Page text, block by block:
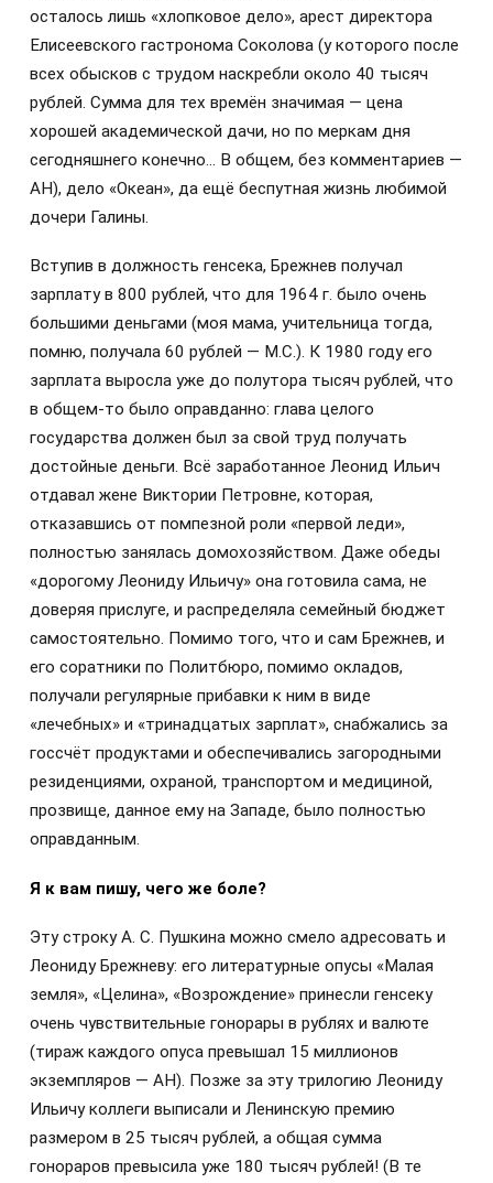
осталось лишь «хлопковое дело», арест директора
Елисеевского гастронома Соколова (у которого после
всех обысков с трудом наскребли около 40 тысяч
рублей. Сумма для тех времён значимая — цена
хорошей академической дачи, но по меркам дня
сегодняшнего конечно… В общем, без комментариев —
АН), дело «Океан», да ещё беспутная жизнь любимой
дочери Галины.
Вступив в должность генсека, Брежнев получал
зарплату в 800 рублей, что для 1964 г. было очень
большими деньгами (моя мама, учительница тогда,
помню, получала 60 рублей — М.С.). К 1980 году его
зарплата выросла уже до полутора тысяч рублей, что
в общем-то было оправданно: глава целого
государства должен был за свой труд получать
достойные деньги. Всё заработанное Леонид Ильич
отдавал жене Виктории Петровне, которая,
отказавшись от помпезной роли «первой леди»,
полностью занялась домохозяйством. Даже обеды
«дорогому Леониду Ильичу» она готовила сама, не
доверяя прислуге, и распределяла семейный бюджет
самостоятельно. Помимо того, что и сам Брежнев, и
его соратники по Политбюро, помимо окладов,
получали регулярные прибавки к ним в виде
«лечебных» и «тринадцатых зарплат», снабжались за
госсчёт продуктами и обеспечивались загородными
резиденциями, охраной, транспортом и медициной,
прозвище, данное ему на Западе, было полностью
оправданным.
Я к вам пишу, чего же боле?
Эту строку А. С. Пушкина можно смело адресовать и
Леониду Брежневу: его литературные опусы «Малая
земля», «Целина», «Возрождение» принесли генсеку
очень чувствительные гонорары в рублях и валюте
(тираж каждого опуса превышал 15 миллионов
экземпляров — АН). Позже за эту трилогию Леониду
Ильичу коллеги выписали и Ленинскую премию
размером в 25 тысяч рублей, а общая сумма
гонораров превысила уже 180 тысяч рублей! (В те